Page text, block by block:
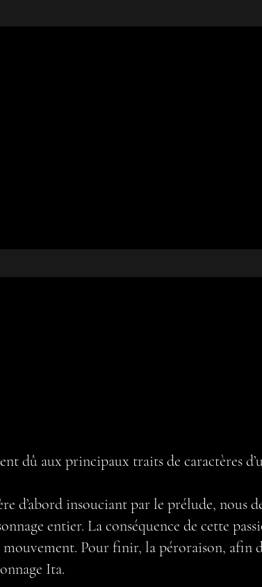
dû aux principaux traits de caractères
d’abord insouciant par le prélude, nous
entier. La conséquence de cette
mouvement. Pour finir, la péroraison, afin
Ita.